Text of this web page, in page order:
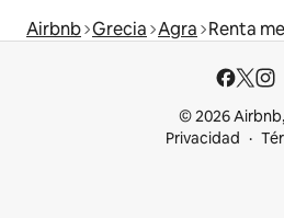
Airbnb Grecia Agra Renta
© 2026
Privacidad